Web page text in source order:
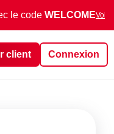
le code WELCOMEVoir
client Connexion